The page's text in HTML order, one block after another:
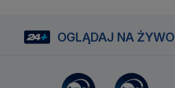
OGLĄDAJ NA ŻYWO